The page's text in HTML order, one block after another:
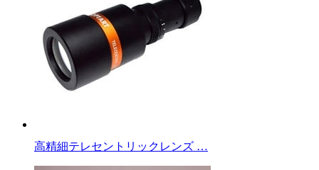
高精細テレセントリックレンズ …